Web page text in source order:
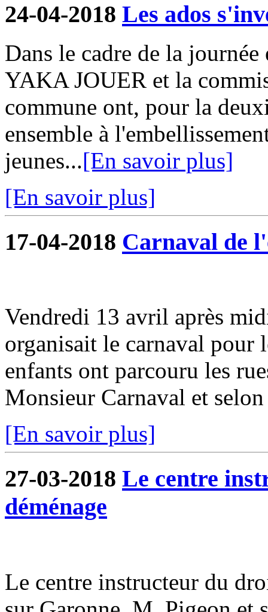
24-04-2018 Les ados
Dans le cadre de la
YAKA JOUER et la
commune ont, pour la
ensemble à
jeunes...[En savoir plus]
[En savoir plus]
17-04-2018 Carnaval de
Vendredi 13 avril après
organisait le carnaval pour
enfants ont parcouru les
Monsieur Carnaval et
[En savoir plus]
27-03-2018 Le centre
déménage
Le centre instructeur du